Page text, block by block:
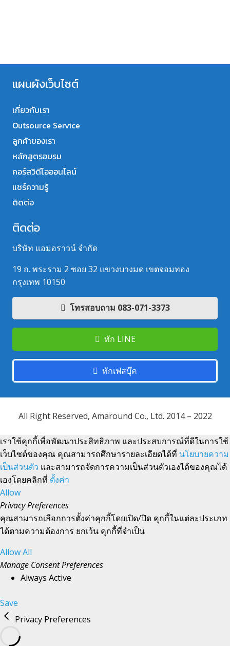
แผนผังเว็บไซต์
เกี่ยวกับเรา
Outsource Service
ลูกค้าของเรา
หลักสูตรอบรม
คอร์สวิดีโอออนไลน์
แชร์ความรู้
ติดต่อ
ติดต่อ
บริษัท แอมอราวน์ จำกัด
19 ถ. พระราม 2 ซอย 32 แขวงบางมด เขตจอมทอง
กรุงเทพ 10150
โทรสอบถาม 083-071-3373
ทัก LINE
ทักเฟสบุ๊ค
All Right Reserved, Amaround Co., Ltd. 2014 – 2022
เราใช้คุกกี้เพื่อพัฒนาประสิทธิภาพ และประสบการณ์ที่ดีในการใช้
เว็บไซต์ของคุณ คุณสามารถศึกษารายละเอียดได้ที่ นโยบายความ
เป็นส่วนตัว และสามารถจัดการความเป็นส่วนตัวเองได้ของคุณได้
เองโดยคลิกที่ ตั้งค่า
Allow
Privacy Preferences
คุณสามารถเลือกการตั้งค่าคุกกี้โดยเปิด/ปิด คุกกี้ในแต่ละประเภท
ได้ตามความต้องการ ยกเว้น คุกกี้ที่จำเป็น
Allow All
Manage Consent Preferences
Always Active
Save
Privacy Preferences